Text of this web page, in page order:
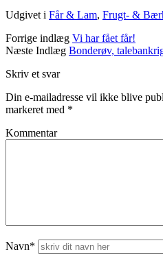
Udgivet i Får & Lam, Frugt- &
Forrige indlæg Vi har fået får!
Næste Indlæg Bonderøv,
Skriv et svar
Din e-mailadresse vil ikke blive
markeret med *
Kommentar
Navn*